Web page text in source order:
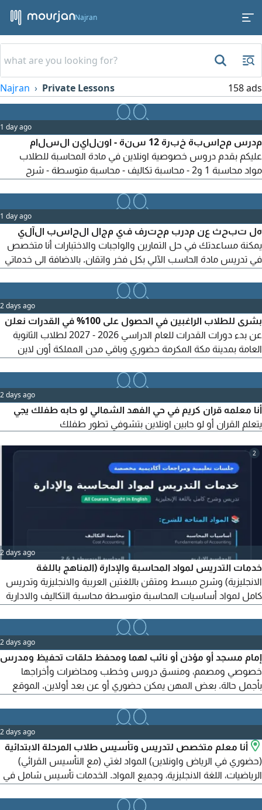
Najran
Najran Private Lessons 158 ads
1 day ago
مدرس محاسبة خبرة 12 سنة - اونلاين السلام
عليكم بقدم دروس خصوصية اونلاين في مادة المحاسبة للطلاب
مواد محاسبة 1 و2 - محاسبة تكاليف - محاسبة متوسطة - شرح
شهادة SOCPA - شرح برامج دفترة - قيود - Excel محاسبي المميزات
شرح مبسط + حل امتحانات سابقة تواصل رقم
1 day ago
هل تبحث عن مدرب محترف في مجال الحاسب الآلي
يمكنة مساعدتك في حل التمارين والواجبات والاختبارات أنا متخصص
في تدريس مادة الحاسب الآلي بكل فخر واتقان. بالاضافة الى خدماتي
لأخبرك بانني متاح لمساعدتك في حل المواد الخاصة بالحاسب الآلي
على موقع SimNetOnline. com. خدماتي تشمل حل التمارين
والواجبات والاختبارات
2 days ago
بشرى للطلاب الراغبين في الحصول على 100% في القدرات نعلن
عن بدء دورات القدرات للعام الدراسي 2026 - 2027 لطلاب الثانوية
العامة بمدينة مكة المكرمة حضوري وباقي مدن المملكة أون لاين
السعودية بمدينة مكة المكرمة تأسيس للقدرات كمي وتدريب على
أحدث النماذج للحصول على درجة 100% دورات أون لاين للمدن خارج
مكة ودورات حضوري في مكة المكرمة للحجز والاستفسار تواصل
2 days ago
أنا معلمه قران كريم في حي الفهد الشمالي لو حابه طفلك يجي
يتعلم القران أو لو حابين اونلاين بتشوفي تطور طفلك
2
2 days ago
خدمات التدريس لمواد المحاسبة والإدارة (المناهج باللغة
الانجليزية) وشرح مبسط ومتقن باللغتين العربية والانجليزية وتدريس
كامل لمواد أساسيات المحاسبة متوسطة محاسبة التكاليف والادارية
تمارين وتكنيكات اختبارات جلسات فردية أو جماعية
2 days ago
إمام مسجد أو مؤذن أو نائب لهما ومحفظ حلقات تحفيظ ومدرس
خصوصي ومصمم، ومنسق دروس وخطب ومحاضرات وأخراجها
بأجمل حالة. بعض المهن يمكن حضوري أو عن بعد أولاين. الموقع
2 days ago
أنا معلم متخصص لتدريس وتأسيس طلاب المرحلة الابتدائية
(حضوري في الرياض واونلاين) المواد لغتي (مع التأسيس القرائي)
الرياضيات، اللغة الانجليزية، وجميع المواد. الخدمات تأسيس شامل في
القراءة والكتابة والحساب، متابعة الواجبات، والتهيئة للاختبارات.
الأسلوب شرح مبسط، متابعة دقيقة، وبناء أساس قوي للطالب